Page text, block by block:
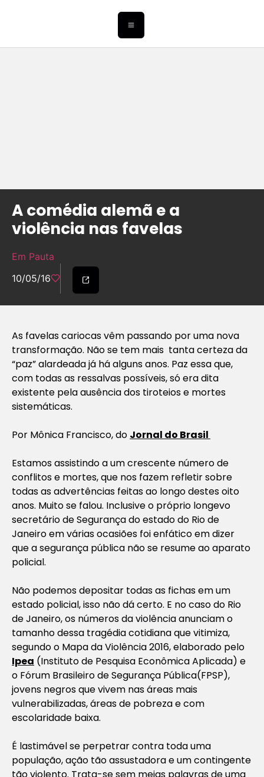
A comédia alemã e a
violência nas favelas
Em Pauta
10/05/16
As favelas cariocas vêm passando por uma nova
transformação. Não se tem mais tanta certeza da
“paz” alardeada já há alguns anos. Paz essa que,
com todas as ressalvas possíveis, só era dita
existente pela ausência dos tiroteios e mortes
sistemáticas.
Por Mônica Francisco, do Jornal do Brasil
Estamos assistindo a um crescente número de
conflitos e mortes, que nos fazem refletir sobre
todas as advertências feitas ao longo destes oito
anos. Muito se falou. Inclusive o próprio longevo
secretário de Segurança do estado do Rio de
Janeiro em várias ocasiões foi enfático em dizer
que a segurança pública não se resume ao aparato
policial.
Não podemos depositar todas as fichas em um
estado policial, isso não dá certo. E no caso do Rio
de Janeiro, os números da violência anunciam o
tamanho dessa tragédia cotidiana que vitimiza,
segundo o Mapa da Violência 2016, elaborado pelo
Ipea (Instituto de Pesquisa Econômica Aplicada) e
o Fórum Brasileiro de Segurança Pública(FPSP),
jovens negros que vivem nas áreas mais
vulnerabilizadas, áreas de pobreza e com
escolaridade baixa.
É lastimável se perpetrar contra toda uma
população, ação tão assustadora e um contingente
tão violento. Trata-se sem meias palavras de uma